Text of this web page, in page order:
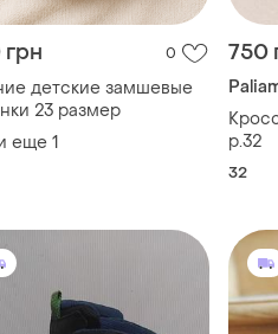
0
детские замшевые
23 размер
еще 1
750
р.32
32